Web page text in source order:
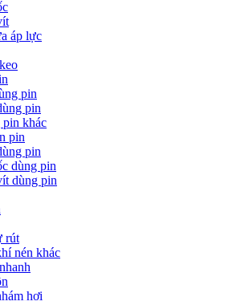
áp lực
pin
pin
khác
pin
pin
dùng pin
dùng pin
rút
nén khác
hơi